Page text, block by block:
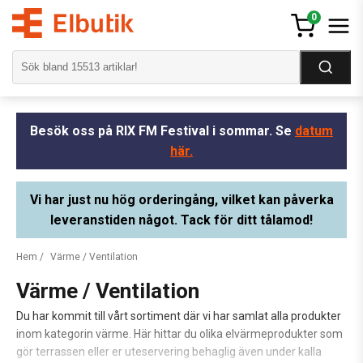
0
Besök oss på RIX FM Festival i sommar. Se datum
här.
Vi har just nu hög orderingång, vilket kan påverka
leveranstiden något. Tack för ditt tålamod!
Hem / Värme / Ventilation
Värme / Ventilation
Du har kommit till vårt sortiment där vi har samlat alla produkter
inom kategorin värme. Här hittar du olika elvärmeprodukter som
gör terrassen eller er uteservering behaglig även under kalla